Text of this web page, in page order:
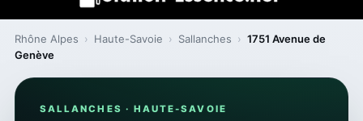
Rhône Alpes › Haute-Savoie › Sallanches › 1751 Avenue de
Genève
SALLANCHES · HAUTE-SAVOIE